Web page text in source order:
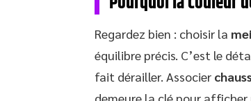
Regardez bien : choisir la
équilibre précis. C’est le
fait dérailler. Associer
demeure la clé pour afficher